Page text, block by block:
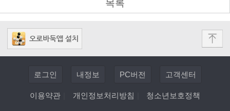
목록
로그인 내정보 PC버전 고객센터
이용약관 개인정보처리방침 청소년보호정책